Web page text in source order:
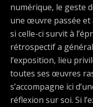
numérique, le geste
une œuvre passée et
si celle-ci survit à
rétrospectif a
l’exposition, lieu
toutes ses œuvres
s’accompagne ici
réflexion sur soi. Si